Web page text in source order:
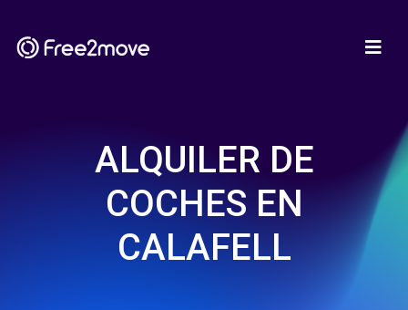
ALQUILER DE
COCHES EN
CALAFELL